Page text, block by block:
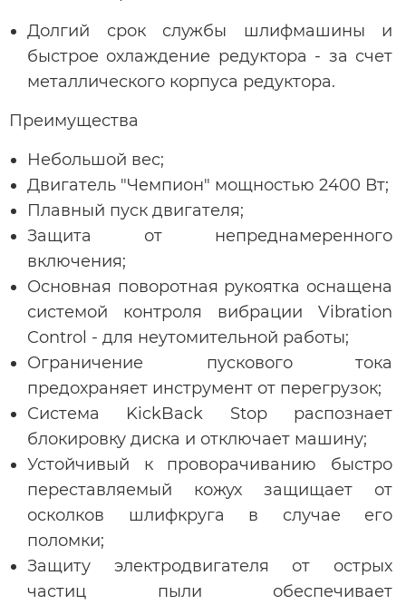
Долгий срок службы шлифмашины и
быстрое охлаждение редуктора - за счет
металлического корпуса редуктора.
Преимущества
Небольшой вес;
Двигатель "Чемпион" мощностью 2400 Вт;
Плавный пуск двигателя;
Защита от непреднамеренного
включения;
Основная поворотная рукоятка оснащена
системой контроля вибрации Vibration
Control - для неутомительной работы;
Ограничение пускового тока
предохраняет инструмент от перегрузок;
Система KickBack Stop распознает
блокировку диска и отключает машину;
Устойчивый к проворачиванию быстро
переставляемый кожух защищает от
осколков шлифкруга в случае его
поломки;
Защиту электродвигателя от острых
частиц пыли обеспечивает